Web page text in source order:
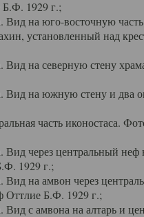
Б.Ф. 1929 г.;
на юго-восточную
установленный над
на северную стену
Вид на южную стену и два
часть иконостаса.
через центральный неф
1929 г.;
на амвон через
Оттлие Б.Ф. 1929 г.;
с амвона на алтарь и